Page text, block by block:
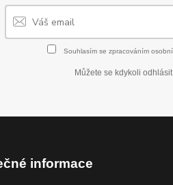
Souhlasím se zpracováním
Můžete se kdykoli
informace